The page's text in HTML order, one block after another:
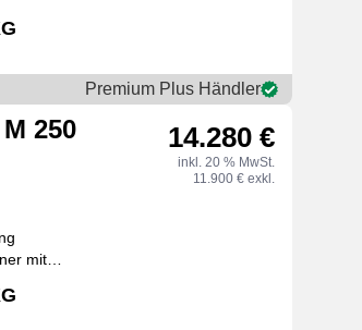
Premium Plus Händler
250
14.280 €
inkl. 20 % MwSt.
11.900 € exkl.
mit